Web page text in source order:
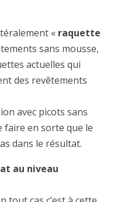
« raquette
sans mousse,
actuelles qui
des revêtements
avec picots sans
faire en sorte que le
dans le résultat.
au niveau